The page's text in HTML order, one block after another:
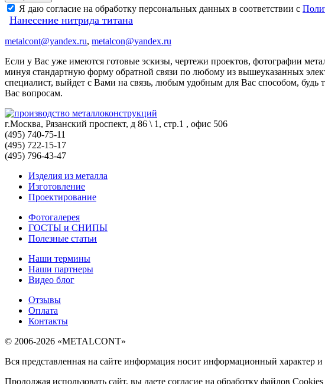
Я даю согласие на обработку персональных данных в соответствии с
Нанесение нитрида титана
metalcont@yandex.ru, metalcon@yandex.ru
Если у Вас уже имеются готовые эскизы, чертежи проектов, фотографии
минуя стандартную форму обратной связи по любому из вышеуказанных
специалист, выйдет с Вами на связь, любым удобным для Вас способом, будь
Вас вопросам.
г.Москва, Рязанский проспект, д 86 \ 1, стр.1 , офис 506
(495) 740-75-11
(495) 722-15-17
(495) 796-43-47
Изделия из металла
Изготовление
Проектирование
Фотогалерея
ГОСТЫ и СНИПЫ
Полезные статьи
Наши термины
Наши партнеры
Видео блог
Отзывы
Оплата
Контакты
© 2006-2026 «METALCONT»
Вся представленная на сайте информация носит информационный
Продолжая использовать сайт, вы даете согласие на обработку файлов